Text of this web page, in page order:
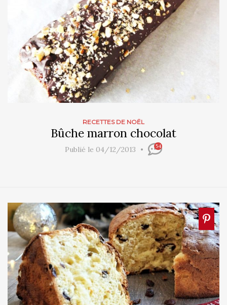
RECETTES DE NOËL
Bûche marron chocolat
Publié le 04/12/2013 54